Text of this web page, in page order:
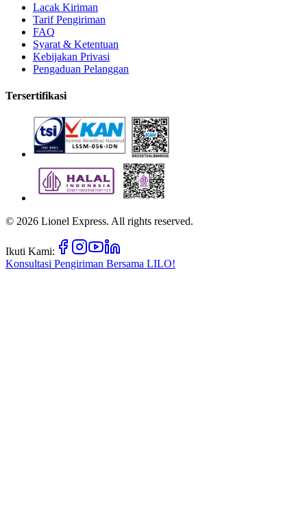
Lacak Kiriman
Tarif Pengiriman
FAQ
Syarat & Ketentuan
Kebijakan Privasi
Pengaduan Pelanggan
Tersertifikasi
© 2026 Lionel Express. All rights reserved.
Ikuti Kami:
Konsultasi Pengiriman Bersama LILO!